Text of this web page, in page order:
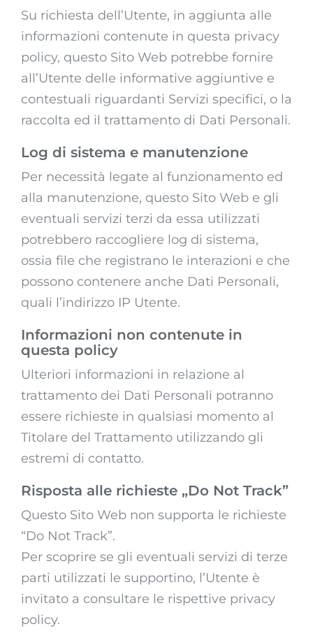
Su richiesta dell’Utente, in aggiunta alle
informazioni contenute in questa privacy
policy, questo Sito Web potrebbe fornire
all’Utente delle informative aggiuntive e
contestuali riguardanti Servizi specifici, o la
raccolta ed il trattamento di Dati Personali.
Log di sistema e manutenzione
Per necessità legate al funzionamento ed
alla manutenzione, questo Sito Web e gli
eventuali servizi terzi da essa utilizzati
potrebbero raccogliere log di sistema,
ossia file che registrano le interazioni e che
possono contenere anche Dati Personali,
quali l’indirizzo IP Utente.
Informazioni non contenute in
questa policy
Ulteriori informazioni in relazione al
trattamento dei Dati Personali potranno
essere richieste in qualsiasi momento al
Titolare del Trattamento utilizzando gli
estremi di contatto.
Risposta alle richieste „Do Not Track”
Questo Sito Web non supporta le richieste
“Do Not Track”.
Per scoprire se gli eventuali servizi di terze
parti utilizzati le supportino, l’Utente è
invitato a consultare le rispettive privacy
policy.